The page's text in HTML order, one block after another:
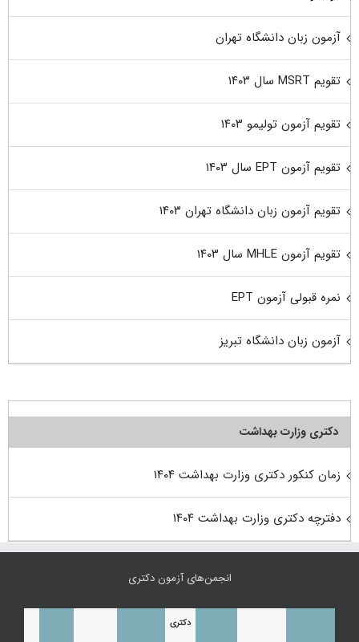
آزمون زبان دانشگاه تهران
تقویم MSRT سال ۱۴۰۳
تقویم آزمون تولیمو ۱۴۰۳
تقویم آزمون EPT سال ۱۴۰۳
تقویم آزمون زبان دانشگاه تهران ۱۴۰۳
تقویم آزمون MHLE سال ۱۴۰۳
نمره قبولی آزمون EPT
آزمون زبان دانشگاه تبریز
دکتری وزارت بهداشت
زمان کنکور دکتری وزارت بهداشت ۱۴۰۴
دفترچه دکتری وزارت بهداشت ۱۴۰۴
انجمن‌های آزمون دکتری
دکتری